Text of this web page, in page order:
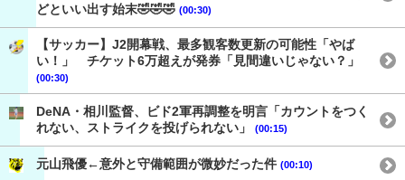
どといい出す始末🤣🤣🤣 (00:30)
【サッカー】J2開幕戦、最多観客数更新の可能性「やば
い！」 チケット6万超えが発券「見間違いじゃない？」
(00:30)
DeNA・相川監督、ビド2軍再調整を明言「カウントをつく
れない、ストライクを投げられない」
(00:15)
元山飛優←意外と守備範囲が微妙だった件 (00:10)